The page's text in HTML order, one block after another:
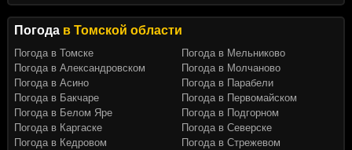
Погода в Томской области
Погода в Томске
Погода в Александровском
Погода в Асино
Погода в Бакчаре
Погода в Белом Яре
Погода в Каргаске
Погода в Кедровом
Погода в Мельниково
Погода в Молчаново
Погода в Парабели
Погода в Первомайском
Погода в Подгорном
Погода в Северске
Погода в Стрежевом